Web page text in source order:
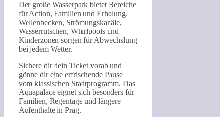
Der große Wasserpark bietet Bereiche
für Action, Familien und Erholung.
Wellenbecken, Strömungskanäle,
Wasserrutschen, Whirlpools und
Kinderzonen sorgen für Abwechslung
bei jedem Wetter.
Sichere dir dein Ticket vorab und
gönne dir eine erfrischende Pause
vom klassischen Stadtprogramm. Das
Aquapalace eignet sich besonders für
Familien, Regentage und längere
Aufenthalte in Prag.